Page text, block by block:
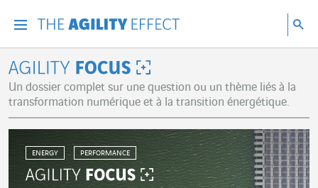
Agility Focus
Un dossier complet sur une question ou un thème liés à la
transformation numérique et à la transition énergétique.
ENERGY PERFORMANCE